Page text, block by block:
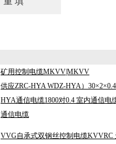
矿用控制电缆MKVV|MKVV
供应ZRC-HYA WDZ-HYA）30×2×0.4
HYA通信电缆1800对0.4 室内通信
通信电缆
VVG自承式双钢丝控制电缆KVVRC